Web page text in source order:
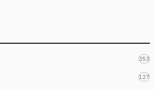
353
127